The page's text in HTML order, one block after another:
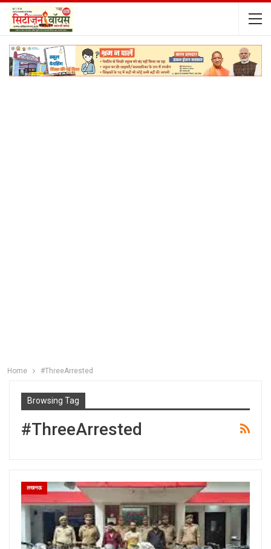
Home #ThreeArrested
Browsing Tag
#ThreeArrested
लखनऊ